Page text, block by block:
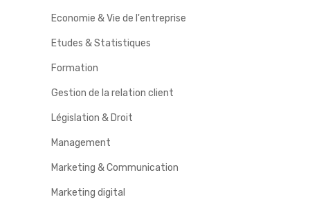
Economie & Vie de l'entreprise
Etudes & Statistiques
Formation
Gestion de la relation client
Législation & Droit
Management
Marketing & Communication
Marketing digital